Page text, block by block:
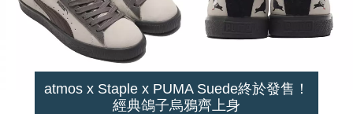
atmos x Staple x PUMA Suede終於發售！
經典鴿子烏鴉齊上身